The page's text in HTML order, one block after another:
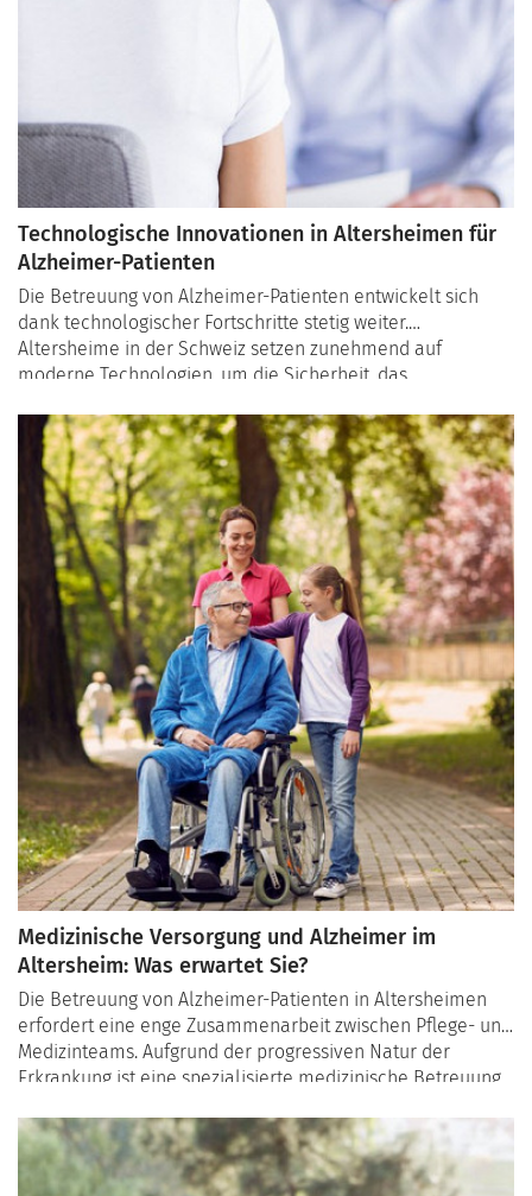
Technologische Innovationen in Altersheimen für
Alzheimer-Patienten
Die Betreuung von Alzheimer-Patienten entwickelt sich
dank technologischer Fortschritte stetig weiter.
Altersheime in der Schweiz setzen zunehmend auf
moderne Technologien, um die Sicherheit, das
verbessern. In diesem Artikel beleuchten wir die neuesten
technologischen Innovationen, die speziell für Alzheimer-
Patienten entwickelt wurden, und ihre Vorteile.
Medizinische Versorgung und Alzheimer im
Altersheim: Was erwartet Sie?
Die Betreuung von Alzheimer-Patienten in Altersheimen
erfordert eine enge Zusammenarbeit zwischen Pflege- und
Medizinteams. Aufgrund der progressiven Natur der
Erkrankung ist eine spezialisierte medizinische Betreuung
erhalten und ihre individuellen Bedürfnisse zu erfüllen. In
diesem Artikel erfahren Sie, welche medizinischen
Leistungen in Schweizer Altersheimen angeboten werden